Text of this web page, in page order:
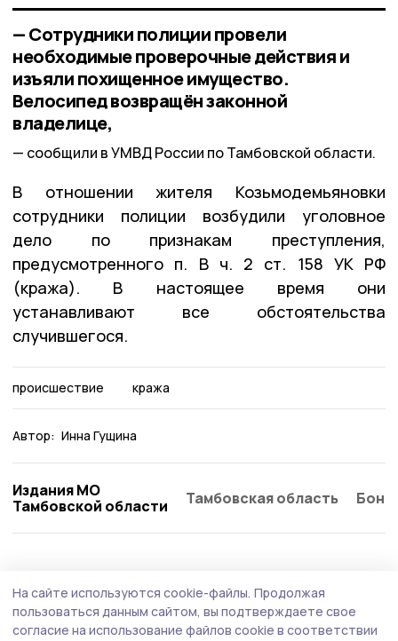
— Сотрудники полиции провели
необходимые проверочные действия и
изъяли похищенное имущество.
Велосипед возвращён законной
владелице,
сообщили в УМВД России по Тамбовской области.
В отношении жителя Козьмодемьяновки
сотрудники полиции возбудили уголовное
дело по признакам преступления,
предусмотренного п. В ч. 2 ст. 158 УК РФ
(кража). В настоящее время они
устанавливают все обстоятельства
случившегося.
происшествие кража
Автор: Инна Гущина
Издания МО
Тамбовской области
Тамбовская область
На сайте используются cookie-файлы. Продолжая
пользоваться данным сайтом, вы подтверждаете свое
согласие на использование файлов cookie в соответствии